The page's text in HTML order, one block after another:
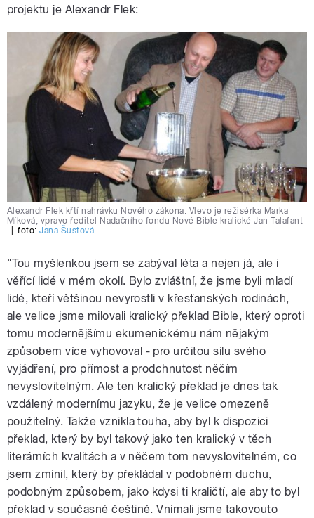
projektu je Alexandr Flek:
Alexandr Flek křtí nahrávku Nového zákona. Vlevo je režisérka Marka
Míková, vpravo ředitel Nadačního fondu Nové Bible kralické Jan Talafant
foto:Jana Šustová
"Tou myšlenkou jsem se zabýval léta a nejen já, ale i
věřící lidé v mém okolí. Bylo zvláštní, že jsme byli mladí
lidé, kteří většinou nevyrostli v křesťanských rodinách,
ale velice jsme milovali kralický překlad Bible, který oproti
tomu modernějšímu ekumenickému nám nějakým
způsobem více vyhovoval - pro určitou sílu svého
vyjádření, pro přímost a prodchnutost něčím
nevyslovitelným. Ale ten kralický překlad je dnes tak
vzdálený modernímu jazyku, že je velice omezeně
použitelný. Takže vznikla touha, aby byl k dispozici
překlad, který by byl takový jako ten kralický v těch
literárních kvalitách a v něčem tom nevyslovitelném, co
jsem zmínil, který by překládal v podobném duchu,
podobným způsobem, jako kdysi ti kraličtí, ale aby to byl
překlad v současné češtině. Vnímali jsme takovouto